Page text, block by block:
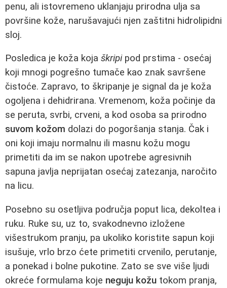
penu, ali istovremeno uklanjaju prirodna ulja sa
površine kože, narušavajući njen zaštitni hidrolipidni
sloj.
Posledica je koža koja škripipod prstima - osećaj
koji mnogi pogrešno tumače kao znak savršene
čistoće. Zapravo, to škripanje je signal da je koža
ogoljena i dehidrirana. Vremenom, koža počinje da
se peruta, svrbi, crveni, a kod osoba sa prirodno
suvom kožom dolazi do pogoršanja stanja. Čak i
oni koji imaju normalnu ili masnu kožu mogu
primetiti da im se nakon upotrebe agresivnih
sapuna javlja neprijatan osećaj zatezanja, naročito
na licu.
Posebno su osetljiva područja poput lica, dekoltea i
ruku. Ruke su, uz to, svakodnevno izložene
višestrukom pranju, pa ukoliko koristite sapun koji
isušuje, vrlo brzo ćete primetiti crvenilo, perutanje,
a ponekad i bolne pukotine. Zato se sve više ljudi
okreće formulama koje neguju kožu tokom pranja,